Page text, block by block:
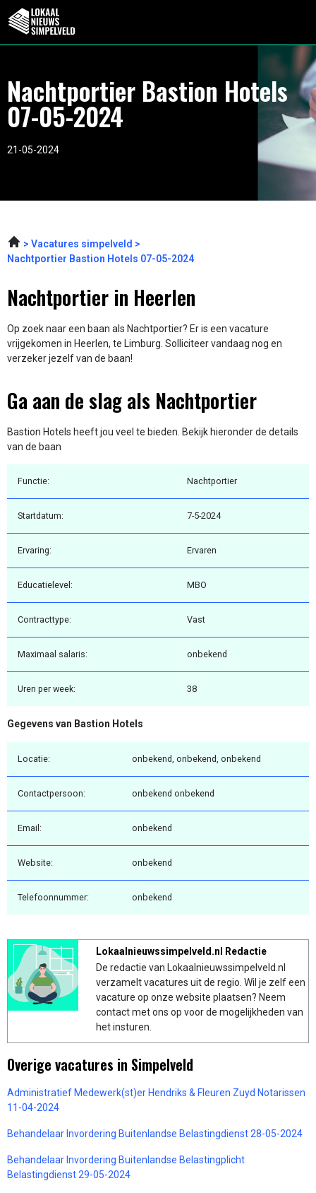
Nachtportier Bastion Hotels
07-05-2024
21-05-2024
Vacatures simpelveld
Nachtportier Bastion Hotels 07-05-2024
Nachtportier in Heerlen
Op zoek naar een baan als Nachtportier? Er is een vacature
vrijgekomen in Heerlen, te Limburg. Solliciteer vandaag nog en
verzeker jezelf van de baan!
Ga aan de slag als Nachtportier
Bastion Hotels heeft jou veel te bieden. Bekijk hieronder de details
van de baan
Functie: Nachtportier
Startdatum: 7-5-2024
Ervaring: Ervaren
Educatielevel: MBO
Contracttype: Vast
Maximaal salaris: onbekend
Uren per week: 38
Gegevens van Bastion Hotels
Locatie: onbekend, onbekend, onbekend
Contactpersoon: onbekend onbekend
Email: onbekend
Website: onbekend
Telefoonnummer: onbekend
Lokaalnieuwssimpelveld.nl Redactie
De redactie van Lokaalnieuwssimpelveld.nl
verzamelt vacatures uit de regio. Wil je zelf een
vacature op onze website plaatsen? Neem
contact met ons op voor de mogelijkheden van
het insturen.
Overige vacatures in Simpelveld
Administratief Medewerk(st)er Hendriks & Fleuren Zuyd Notarissen
11-04-2024
Behandelaar Invordering Buitenlandse Belastingdienst 28-05-2024
Behandelaar Invordering Buitenlandse Belastingplicht
Belastingdienst 29-05-2024